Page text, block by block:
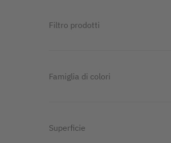
Filtro prodotti
Famiglia di colori
Superficie